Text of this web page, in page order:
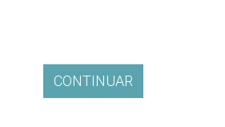
CONTINUAR